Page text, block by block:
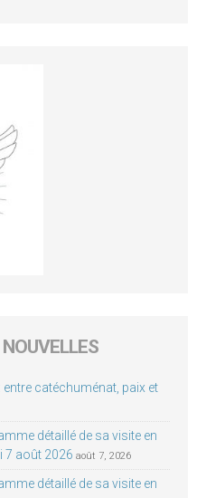
entre catéchuménat, paix et
détaillé de sa visite en
7 août 2026 août 7, 2026
détaillé de sa visite en